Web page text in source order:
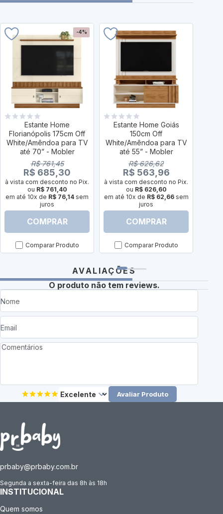
-4%
Estante Home
Florianópolis 175cm Off
White/Amêndoa para TV
até 70” - Mobler
R$ 761,45
R$ 685,30
à vista com desconto no Pix.
ou R$ 761,40
em até 10x de R$ 76,14 sem
juros
COMPRAR
Comparar Produto
Estante Home Goiás
150cm Off
White/Amêndoa para TV
até 55” - Mobler
R$ 626,62
R$ 563,96
à vista com desconto no Pix.
ou R$ 626,60
em até 10x de R$ 62,66sem
juros
COMPRAR
Comparar Produto
AVALIAÇÕES
O produto não tem reviews.
Avaliar Produto
prbaby@prbaby.com.br
Segunda a sexta-feira das 8h às 18h
INSTITUCIONAL
Quem somos